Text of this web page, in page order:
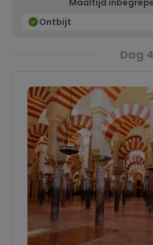
heerlijk rondwandelen door
Joodse wijk. Kronkelstegen
steevast in mooie uitkijkjes
Ontbijt
Dag 4